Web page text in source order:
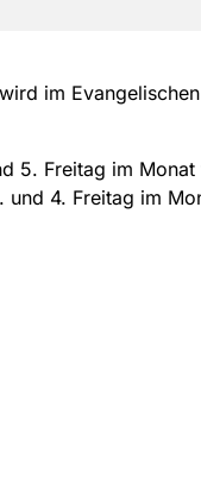
im
5. Freitag im
und 4. Freitag im